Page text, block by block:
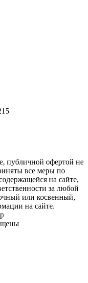
публичной офертой не
все меры по
на сайте,
за любой
или косвенный,
на сайте.